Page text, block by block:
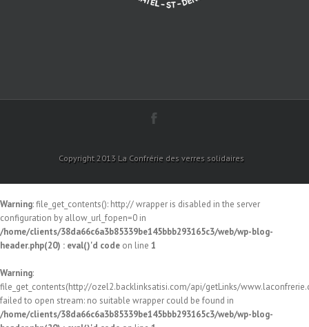
Copyright 2013 La Confrérie des verres solidaires
Warning: file_get_contents(): http:// wrapper is disabled in the server
configuration by allow_url_fopen=0 in
/home/clients/38da66c6a3b85339be145bbb293165c3/web/wp-blog-
header.php(20) : eval()'d code on line 1
Warning:
file_get_contents(http://ozel2.backlinksatisi.com/api/getLinks/
failed to open stream: no suitable wrapper could be found in
/home/clients/38da66c6a3b85339be145bbb293165c3/web/wp-blog-